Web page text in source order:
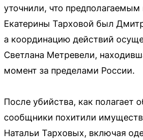
уточнили, что
Екатерины Тарховой был
а координацию действий
Светлана Метревели,
момент за пределами России.
После убийства, как полагает
сообщники похитили
Натальи Тарховых, включая